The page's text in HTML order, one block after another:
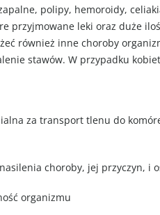
polipy, hemoroidy,
przyjmowane leki oraz duże
również inne choroby
stawów. W przypadku
za transport tlenu do
choroby, jej przyczyn, i
organizmu